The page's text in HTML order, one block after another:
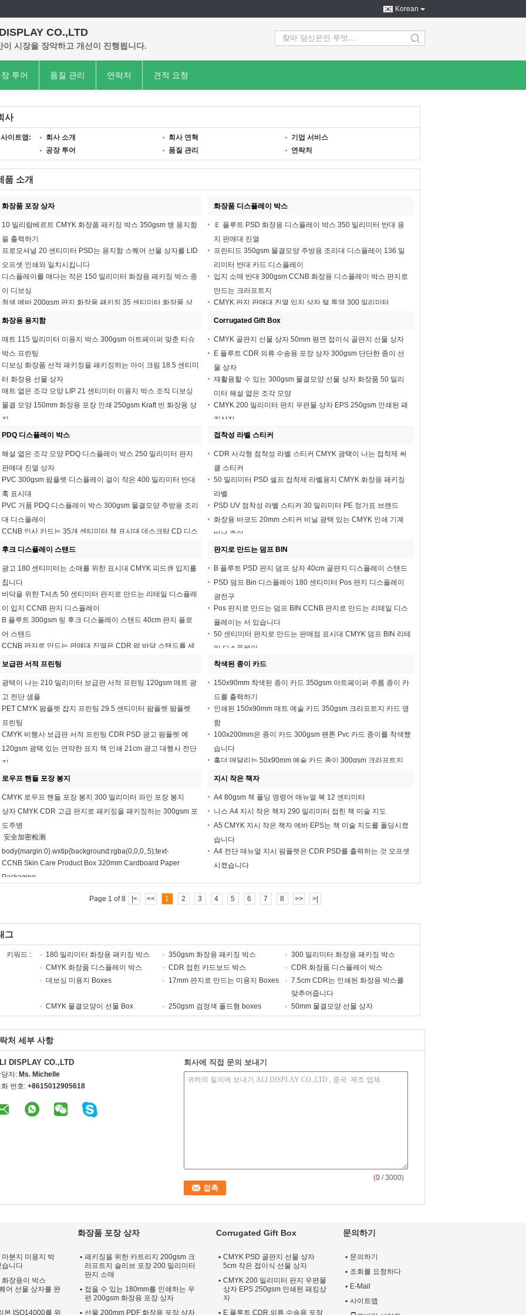
Korean
CO.,LTD
이 시장을 장악하고 개선이 진행됩니다. search
투어 품질 관리 연락처 견적 요청
사
사이트맵: 회사 소개 회사 연혁
기업 서비스
공장 투어
품질 관리 연락처
품 소개
화장품 포장 상자
10 밀리람베르트 CMYK 화장품 패키징 박스 350gsm 병 용지함
을 출력하기
프로모셔널 20 센티미터 PSD는 용지함 스퀘어 선물 상자를 LID
오프셋 인쇄와 일치시킵니다
디스플레이를 매다는 작은 150 밀리미터 화장용 패키징 박스 종
이 디보싱
청색 에바 200gsm 판지 화장용 패키징 35 센티미터 화장품 상
자
화장품 디스플레이 박스
Ｅ 플루트 PSD 화장용 디스플레이 박스 350 밀리미터 반대 용
지 판매대 진열
프린티드 350gsm 물결모양 주방용 조리대 디스플레이 136 밀
리미터 반대 카드 디스플레이
입지 소매 반대 300gsm CCNB 화장용 디스플레이 박스 판지로
만드는 크라프트지
CMYK 판지 판매대 진열 입지 상자 털 투영 300 밀리미터
화장용 용지함
매트 115 밀리미터 미용지 박스 300gsm 아트페이퍼 맞춘 티슈
박스 프린팅
디보싱 화장품 선적 패키징을 패키징하는 아이 크림 18.5 센티미
터 화장용 선물 상자
매트 엷은 조각 모양 LIP 21 센티미터 미용지 박스 조직 디보싱
물결 모양 150mm 화장용 포장 인쇄 250gsm Kraft 빈 화장용 상
자
Corrugated Gift Box
CMYK 골판지 선물 상자 50mm 평면 접이식 골판지 선물 상자
E 플루트 CDR 의류 수송용 포장 상자 300gsm 단단한 종이 선
물 상자
재활용할 수 있는 300gsm 물결모양 선물 상자 화장품 50 밀리
미터 해설 엷은 조각 모양
CMYK 200 밀리미터 판지 우편물 상자 EPS 250gsm 인쇄된 패
킹상자
PDQ 디스플레이 박스
해설 엷은 조각 모양 PDQ 디스플레이 박스 250 밀리미터 판지
판매대 진열 상자
PVC 300gsm 팜플렛 디스플레이 걸이 작은 400 밀리미터 반대
훅 표시대
PVC 거품 PDQ 디스플레이 박스 300gsm 물결모양 주방용 조리
대 디스플레이
CCNB 인사 카드는 35개 센티미터 책 표시대 데스크탑 CD 디스
크를 드러냅니다
접착성 라벨 스티커
CDR 사각형 점착성 라벨 스티커 CMYK 광택이 나는 접착제 써
클 스티커
50 밀리미터 PSD 셀프 접착제 라벨용지 CMYK 화장용 패키징
라벨
PSD UV 점착성 라벨 스티커 30 밀리미터 PE 정가표 브랜드
화장용 바코드 20mm 스티커 비닐 광택 있는 CMYK 인쇄 기계
비닐 종이
후크 디스플레이 스탠드
광고 180 센티미터는 소매를 위한 표시대 CMYK 피드큐 입지를
칩니다
바닥을 위한 T셔츠 50 센티미터 판지로 만드는 리테일 디스플레
이 입지 CCNB 판지 디스플레이
B 플루트 300gsm 링 후크 디스플레이 스탠드 40cm 판지 플로
어 스탠드
CCNB 판지로 만드는 판매대 진열은 CDR 팝 바닥 스탠드를 세
웁니다
판지로 만드는 덤프 BIN
B 플루트 PSD 판지 덤프 상자 40cm 골판지 디스플레이 스탠드
PSD 덤프 Bin 디스플레이 180 센티미터 Pos 판지 디스플레이
광전구
Pos 판지로 만드는 덤프 BIN CCNB 판지로 만드는 리테일 디스
플레이는 서 있습니다
50 센티미터 판지로 만드는 판매점 표시대 CMYK 덤프 BIN 리테
일 디스플레이
보급판 서적 프린팅
광택이 나는 210 밀리미터 보급판 서적 프린팅 120gsm 매트 광
고 전단 샘플
PET CMYK 팜플렛 잡지 프린팅 29.5 센티미터 팜플렛 팜플렛
프린팅
CMYK 비행사 보급판 서적 프린팅 CDR PSD 광고 팜플렛 예
120gsm 광택 있는 연약한 표지 책 인쇄 21cm 광고 대행사 전단
지
착색된 종이 카드
150x90mm 착색된 종이 카드 350gsm 아트페이퍼 주름 종이 카
드를 출력하기
인쇄된 150x90mm 매트 예술 카드 350gsm 크라프트지 카드 명
함
100x200mm은 종이 카드 300gsm 팬톤 Pvc 카드 종이를 착색했
습니다
홀더 매달리는 50x90mm 예술 카드 종이 300gsm 크라프트지
카드 CMYK
로우프 핸들 포장 봉지
CMYK 로우프 핸들 포장 봉지 300 밀리미터 와인 포장 봉지
상자 CMYK CDR 고급 판지로 패키징을 패키징하는 300gsm 포
도주병
安全加密检测
body{margin:0}.wxtip{background:rgba(0,0,0,.5);text-
align:center;position:fixed;left:0;top:0;width:100%;height:100%;z-
index:998;display:none}.wxtip-txt{margin-
top:107px;color:#fff;font-size:16px;line-height:1.5}@font-
family:"weui";src:url('data:application/octet-
stream;base64,AAEAAAALAIAAAwAwR1NVQrD+s+0AAAE4AAAAQk9TLzJAKEx+AAABfAAAAFZjbWFw65cFHQAAAhwAAAJQZ2x5ZvCRR/
CCNB Skin Care Product Box 320mm Cardboard Paper
Packaging
지시 작은 책자
A4 80gsm 책 폴딩 명령어 매뉴얼 북 12 센티미터
니스 A4 지시 작은 책자 290 밀리미터 접힌 책 미술 지도
A5 CMYK 지시 작은 책자 에바 EPS는 책 미술 지도를 폴딩시켰
습니다
A4 전단 매뉴얼 지시 팜플렛은 CDR PSD를 출력하는 것 오프셋
시켰습니다
Page 1 of 8 |< << 1 2 3 4 5 6 7 8 >> >|
그
키워드 : 180 밀리미터 화장용 패키징 박스 350gsm 화장용 패키징 박스
300 밀리미터 화장용 패키징 박스
CMYK 화장품 디스플레이 박스
CDR 접힌 카드보드 박스
CDR 화장품 디스플레이 박스
데보싱 미용지 Boxes
17mm 판지로 만드는 미용지 Boxes
7.5cm CDR는 인쇄된 화장용 박스를
맞추어줍니다
CMYK 물결모양이 선물 Box
250gsm 검정색 폴드형 boxes 50mm 물결모양 선물 상자
처 세부 사항
DISPLAY CO.,LTD
자: Ms. Michelle
번호: +8615012905618
회사에 직접 문의 보내기
(0 / 3000)
분지 미용지 박
습니다
장용이 박스
어 선물 상자를 완
본 ISO14000를 위
화장품 포장 상자
패키징을 위한 카트리지 200gsm 크
라프트지 슬리브 포장 200 밀리미터
판지 소매
접을 수 있는 180mm를 인쇄하는 우
편 200gsm 화장용 포장 상자
선물 200mm PDF 화장용 포장 상자
Corrugated Gift Box
CMYK PSD 골판지 선물 상자
5cm 작은 접이식 선물 상자
CMYK 200 밀리미터 판지 우편물
상자 EPS 250gsm 인쇄된 패킹상
자
E 플루트 CDR 의류 수송용 포장
문의하기
문의하기
조회를 요청하다
E-Mail
사이트맵